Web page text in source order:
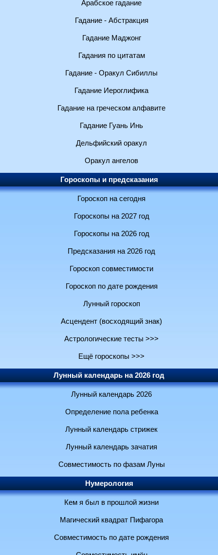
Арабское гадание
Гадание - Абстракция
Гадание Маджонг
Гадания по цитатам
Гадание - Оракул Сибиллы
Гадание Иероглифика
Гадание на греческом алфавите
Гадание Гуань Инь
Дельфийский оракул
Оракул ангелов
Гороскопы и предсказания
Гороскоп на сегодня
Гороскопы на 2027 год
Гороскопы на 2026 год
Предсказания на 2026 год
Гороскоп совместимости
Гороскоп по дате рождения
Лунный гороскоп
Асцендент (восходящий знак)
Астрологические тесты >>>
Ещё гороскопы >>>
Лунный календарь на 2026 год
Лунный календарь 2026
Определение пола ребенка
Лунный календарь стрижек
Лунный календарь зачатия
Совместимость по фазам Луны
Нумерология
Кем я был в прошлой жизни
Магический квадрат Пифагора
Совместимость по дате рождения